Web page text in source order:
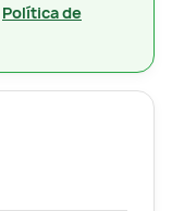
Política de